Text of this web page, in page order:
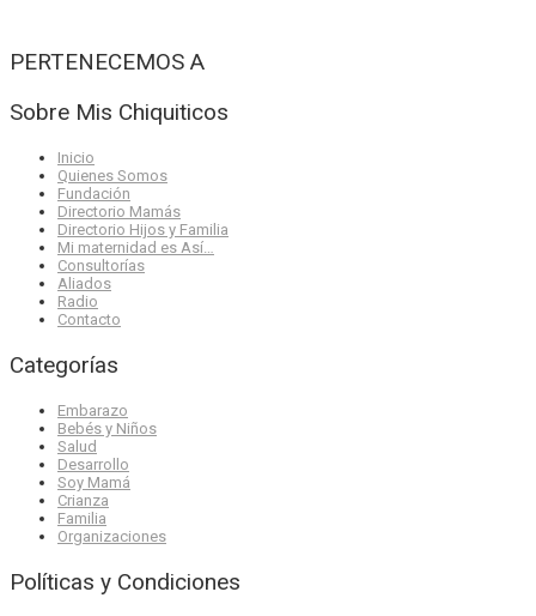
PERTENECEMOS A
Sobre Mis Chiquiticos
Inicio
Quienes Somos
Fundación
Directorio Mamás
Directorio Hijos y Familia
Mi maternidad es Así…
Consultorías
Aliados
Radio
Contacto
Categorías
Embarazo
Bebés y Niños
Salud
Desarrollo
Soy Mamá
Crianza
Familia
Organizaciones
Políticas y Condiciones